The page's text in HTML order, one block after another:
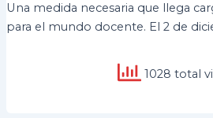
Una medida necesaria que llega
para el mundo docente. El 2 de
1028 total